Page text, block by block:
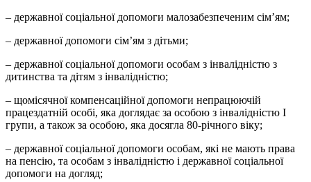
– державної соціальної допомоги малозабезпеченим сім’ям;
– державної допомоги сім’ям з дітьми;
– державної соціальної допомоги особам з інвалідністю з
дитинства та дітям з інвалідністю;
– щомісячної компенсаційної допомоги непрацюючій
працездатній особі, яка доглядає за особою з інвалідністю І
групи, а також за особою, яка досягла 80-річного віку;
– державної соціальної допомоги особам, які не мають права
на пенсію, та особам з інвалідністю і державної соціальної
допомоги на догляд;